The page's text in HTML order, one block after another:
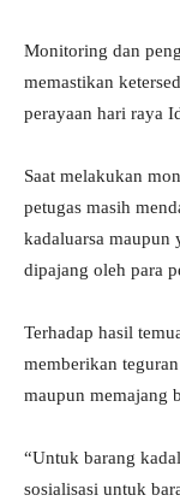
Monitoring dan
memastikan
perayaan hari raya
Saat melakukan
petugas masih
kadaluarsa maupun
dipajang oleh para
Terhadap hasil
memberikan
maupun memajang
“Untuk barang
sosialisasi untuk